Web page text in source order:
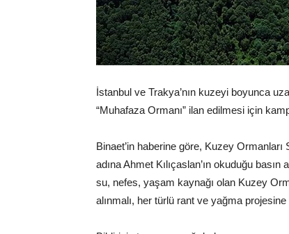
İstanbul ve Trakya’nın kuzeyi boyunca
“Muhafaza Ormanı” ilan edilmesi için
Binaet’in haberine göre, Kuzey
adına Ahmet Kılıçaslan’ın okuduğu
su, nefes, yaşam kaynağı olan Kuzey
alınmalı, her türlü rant ve yağma projesine